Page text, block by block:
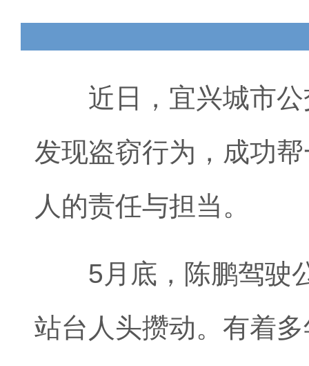
近日，宜兴城市公
发现盗窃行为，成功
人的责任与担当。
5月底，陈鹏驾驶公
站台人头攒动。有着